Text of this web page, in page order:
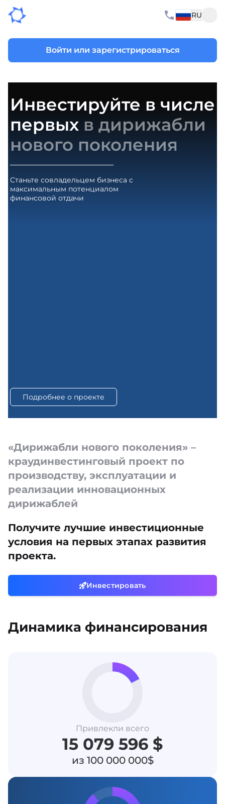
RU
Войти или зарегистрироваться
Инвестируйте в числе
первых в дирижабли
нового поколения
Станьте совладельцем бизнеса с
максимальным потенциалом
финансовой отдачи
Подробнее о проекте
«Дирижабли нового поколения» –
краудинвестинговый проект по
производству, эксплуатации и
реализации инновационных
дирижаблей
Получите лучшие инвестиционные
условия на первых этапах развития
проекта.
Инвестировать
Динамика финансирования
Привлекли всего
15 079 596 $
из 100 000 000$